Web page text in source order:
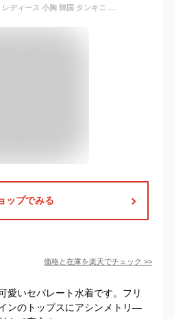
水着 セパレート ビキニ レディース 小胸 韓国 タンキニ 水着 上下セット 可愛い フリル スカート 水着 みずぎ 体型カバー 少女 中学生 高校生 大人 水着 女性 露出控えめ リゾート 水泳 みずぎ ビーチ 海 プール 10代 20代 30代 送料無料
ップでみる
価格と在庫を楽天でチェック >>
愛いセパレート水着です。フリ
ンのトップスにアシンメトリ―